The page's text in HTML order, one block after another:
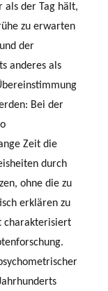
der Tag hält,
zu erwarten
der
anderes als
Bei der
Zeit die
durch
ohne die zu
erklären zu
charakterisiert